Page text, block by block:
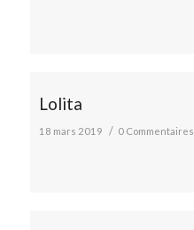
Lolita
18 mars 2019 / 0 Commentaires